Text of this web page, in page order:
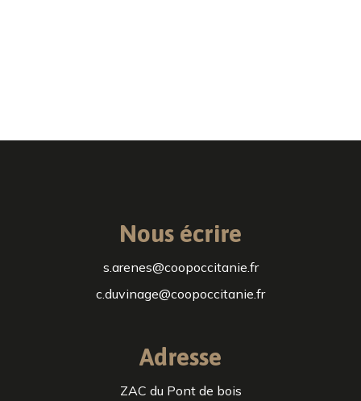
Nous écrire
s.arenes@coopoccitanie.fr
c.duvinage@coopoccitanie.fr
Adresse
ZAC du Pont de bois